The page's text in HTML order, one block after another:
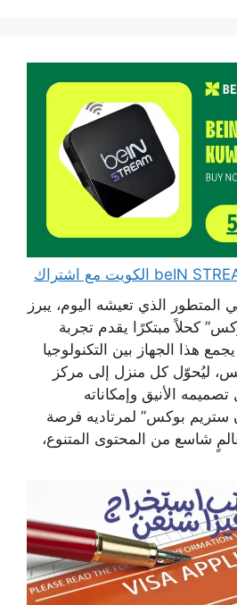
المتطور الذي تعيشه اليوم، يبرز
كحلاً مبتكرًا يقدم تجربة
هذا الجهاز بين التكنولوجيا
ليُحوّل كل منزل إلى مركز
الأنيق وإمكاناته
ستريم بوكس” لمرتاديه فرصة
شاسع من المحتوى المتنوع،